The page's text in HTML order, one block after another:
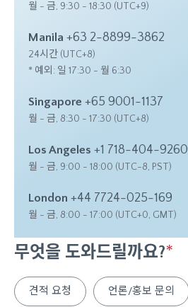
월 - 금, 9:30 - 18:30 (UTC+9)
Manila +63 2-8899-3862
24시간 (UTC+8)
* 예외: 일 17:30 - 월 6:30
Singapore +65 9001-1137
월 - 금, 8:30 - 17:30 (UTC+8)
Los Angeles +1 718-404-9260
월 - 금, 9:00 - 18:00 (UTC-8, PST)
London +44 7724-025-169
월 - 금, 8:00 - 17:00 (UTC+0, GMT)
무엇을 도와드릴까요?*
견적 요청 언론/홍보 문의